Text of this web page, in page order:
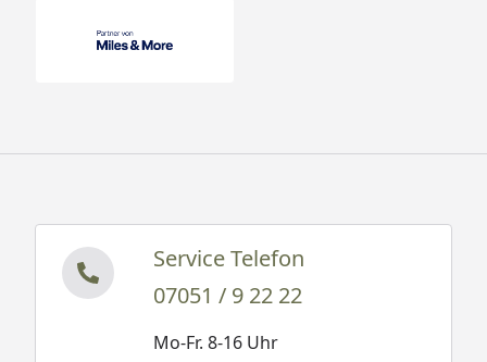
Service Telefon
07051 / 9 22 22
Mo-Fr. 8-16 Uhr